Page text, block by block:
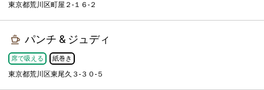
東京都荒川区町屋２-１６-２
パンチ & ジュディ
席で吸える 紙巻き
東京都荒川区東尾久３-３０-５